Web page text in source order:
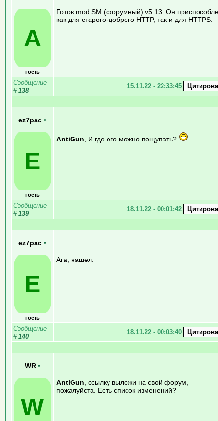
A
гость
Готов mod SM (форумный) v5.13. Он
как для старого-доброго HTTP, так и для HTTPS.
Сообщение
# 138
15.11.22 - 22:33:45
ez7pac •
E
гость
AntiGun , И где его можно пощупать?
Сообщение
# 139
18.11.22 - 00:01:42
ez7pac •
E
гость
Ага, нашел.
Сообщение
# 140
18.11.22 - 00:03:40
WR •
W
AntiGun , ссылку выложи на свой форум,
пожалуйста. Есть список изменений?